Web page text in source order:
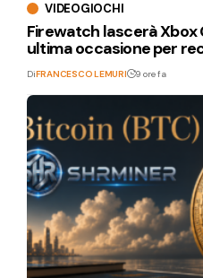
VIDEOGIOCHI
Firewatch lascerà Xbox
ultima occasione per
DiFRANCESCO LEMURI 9 ore fa